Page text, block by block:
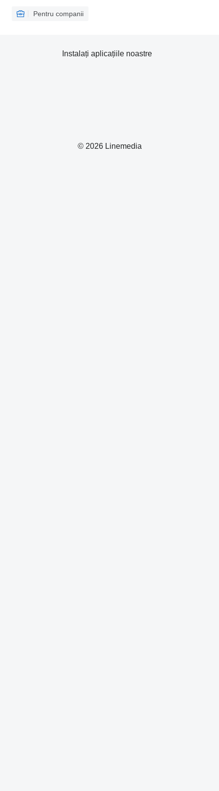
Pentru companii
© 2026 Linemedia
Instalați aplicațiile noastre